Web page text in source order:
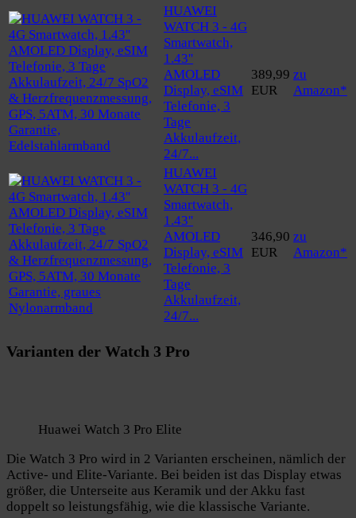
HUAWEI
WATCH 3 - 4G
Smartwatch,
1.43''
AMOLED
Display, eSIM
Telefonie, 3
Tage
Akkulaufzeit,
24/7...
389,99
EUR
zu
Amazon*
HUAWEI
WATCH 3 - 4G
Smartwatch,
1.43''
AMOLED
Display, eSIM
Telefonie, 3
Tage
Akkulaufzeit,
24/7...
346,90
EUR
zu
Amazon*
Varianten der Watch 3 Pro
Huawei Watch 3 Pro Elite
Die Watch 3 Pro wird in 2 Varianten erscheinen, nämlich der
Active- und Elite-Variante. Bei beiden ist das Display etwas
größer, die Unterseite aus Keramik und der Akku fast
doppelt so leistungsfähig, wie die klassische Variante.